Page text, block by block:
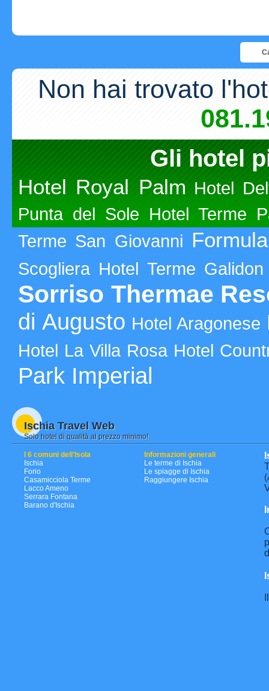
Non hai trovato
Gli hotel
Hotel Royal Palm Hotel
Punta del Sole Hotel Terme
Terme San Giovanni
Scogliera Hotel Terme Galidon
Sorriso Thermae
di Augusto Hotel Aragonese
Hotel La Villa Rosa Hotel
Park Imperial
Ischia Travel Web
Solo hotel di qualità al prezzo minimo!
I 6 comuni dell'Isola
Ischia
Forio
Casamicciola Terme
Lacco Ameno
Serrara Fontana
Barano d'Ischia
Informazioni generali
Le terme di Ischia
Le spiagge di Ischia
Raggiungere Ischia